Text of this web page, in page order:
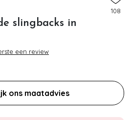
slingbacks in
108
een review
ons maatadvies